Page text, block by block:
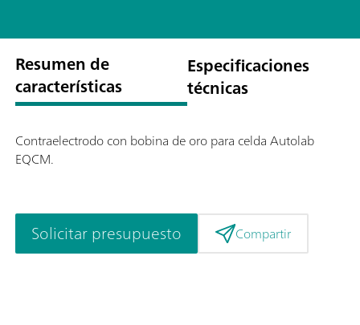
Resumen de
características
Especificaciones
técnicas
Contraelectrodo con bobina de oro para celda Autolab
EQCM.
Solicitar presupuesto Compartir